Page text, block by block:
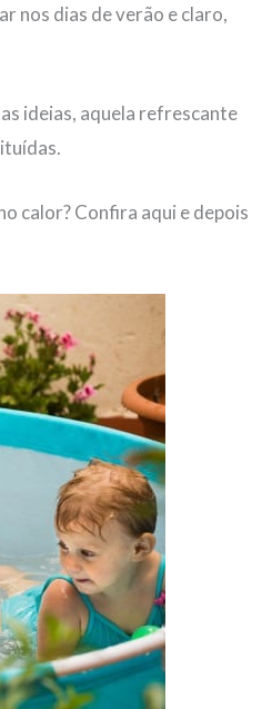
nos dias de verão e claro,
ideias, aquela refrescante
calor? Confira aqui e depois